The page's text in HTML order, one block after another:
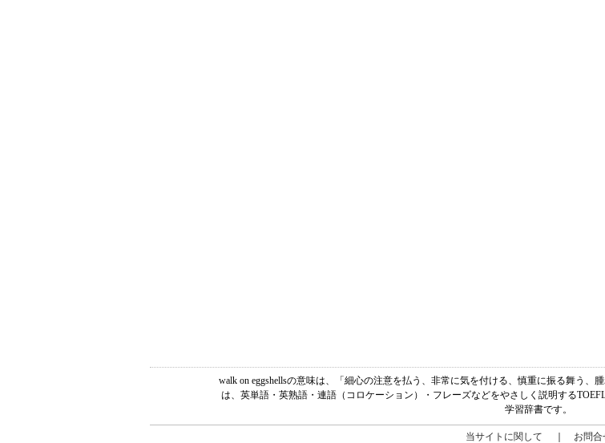
walk on eggshellsの意味は、「細心の注意を払う、非常に気を付ける、慎重に振る舞う、
は、英単語・英熟語・連語（コロケーション）・フレーズなどをやさしく説明する
学習辞書です。
当サイトに関して お問合